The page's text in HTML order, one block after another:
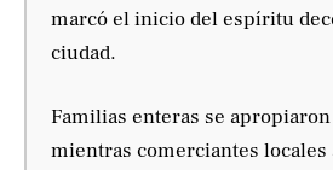
marcó el inicio del espíritu
ciudad.
Familias enteras se
mientras comerciantes